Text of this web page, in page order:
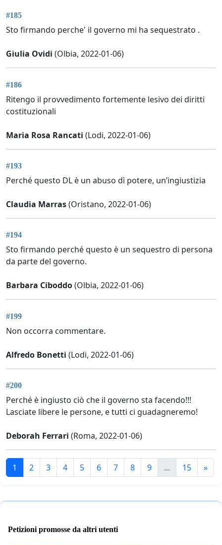
#185
Sto firmando perche' il governo mi ha sequestrato .
Giulia Ovidi (Olbia, 2022-01-06)
#186
Ritengo il provvedimento fortemente lesivo dei diritti
costituzionali
Maria Rosa Rancati (Lodi, 2022-01-06)
#193
Perché questo DL è un abuso dì potere, un’ingiustizia
Claudia Marras(Oristano, 2022-01-06)
#194
Sto firmando perché questo è un sequestro di persona
da parte del governo.
Barbara Ciboddo(Olbia, 2022-01-06)
#199
Non occorra commentare.
Alfredo Bonetti (Lodi, 2022-01-06)
#200
Perché è ingiusto ciò che il governo sta facendo!!!
Lasciate libere le persone, e tutti ci guadagneremo!
Deborah Ferrari (Roma, 2022-01-06)
1 2 3 4 5 6 7 8 9 ... 15 »
Petizioni promosse da altri utenti